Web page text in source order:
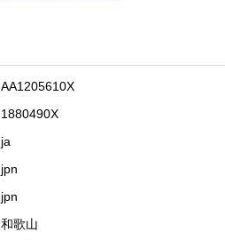
AA1205610X
1880490X
ja
jpn
jpn
和歌山